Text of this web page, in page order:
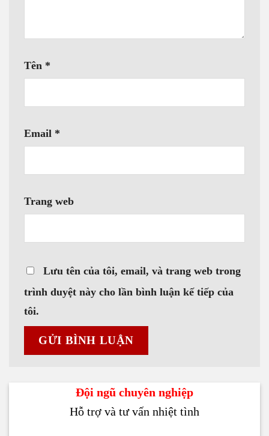
Tên *
Email *
Trang web
Lưu tên của tôi, email, và trang web trong
trình duyệt này cho lần bình luận kế tiếp của
tôi.
Đội ngũ chuyên nghiệp
Hỗ trợ và tư vấn nhiệt tình